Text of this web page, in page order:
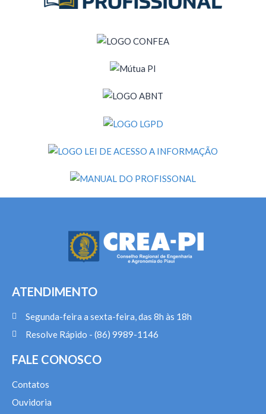
ATENDIMENTO
Segunda-feira a sexta-feira, das 8h às 18h
Resolve Rápido - (86) 9989-1146
FALE CONOSCO
Contatos
Ouvidoria